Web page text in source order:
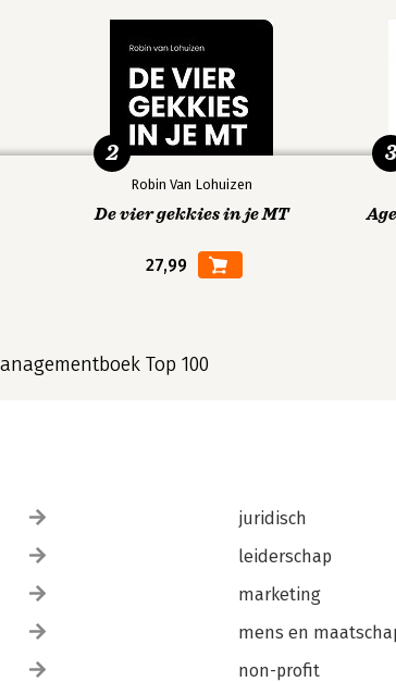
Robin Van Lohuizen
De vier gekkies in je MT
27,99
2 3
Top 100
juridisch
leiderschap
marketing
mens en
non-profit